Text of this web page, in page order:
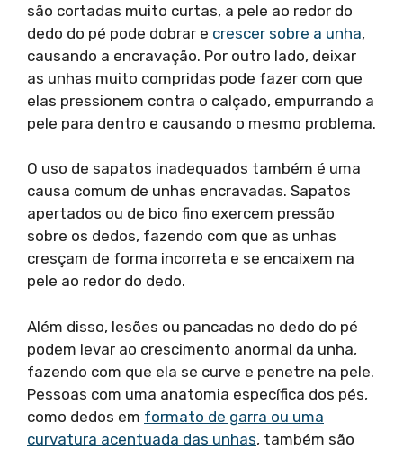
são cortadas muito curtas, a pele ao redor do
dedo do pé pode dobrar e crescer sobre a unha,
causando a encravação. Por outro lado, deixar
as unhas muito compridas pode fazer com que
elas pressionem contra o calçado, empurrando a
pele para dentro e causando o mesmo problema.
O uso de sapatos inadequados também é uma
causa comum de unhas encravadas. Sapatos
apertados ou de bico fino exercem pressão
sobre os dedos, fazendo com que as unhas
cresçam de forma incorreta e se encaixem na
pele ao redor do dedo.
Além disso, lesões ou pancadas no dedo do pé
podem levar ao crescimento anormal da unha,
fazendo com que ela se curve e penetre na pele.
Pessoas com uma anatomia específica dos pés,
como dedos em formato de garra ou uma
curvatura acentuada das unhas, também são